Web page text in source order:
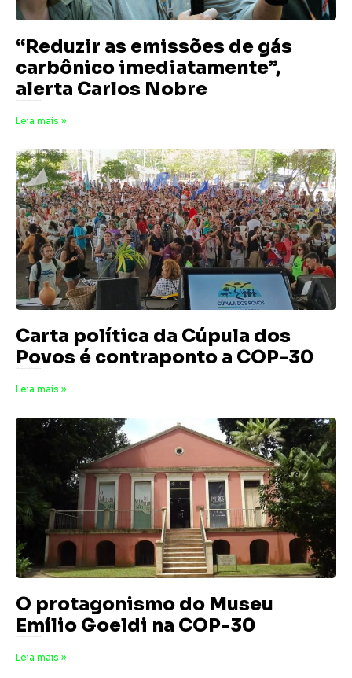
“Reduzir as emissões de gás
carbônico imediatamente”,
alerta Carlos Nobre
Leia mais »
Carta política da Cúpula dos
Povos é contraponto a COP-30
Leia mais »
O protagonismo do Museu
Emílio Goeldi na COP-30
Leia mais »